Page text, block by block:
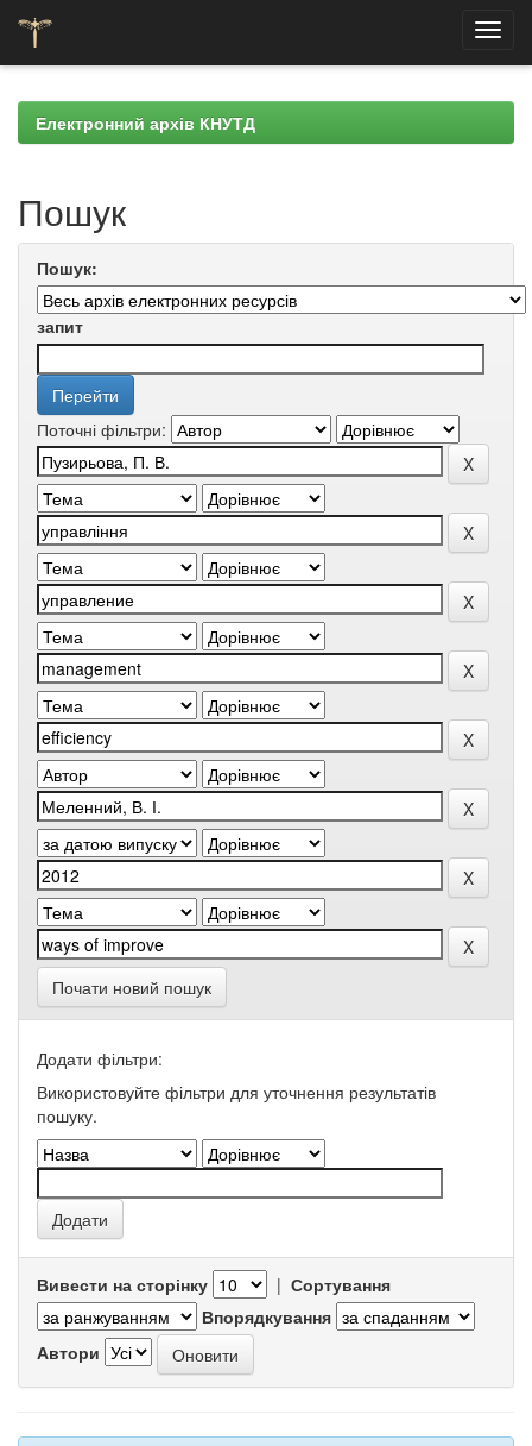
navigationЕлектронний архів КНУТД
Пошук
Пошук:
запит
Поточні фільтри:
Почати новий пошук
Додати фільтри:
Використовуйте фільтри для уточнення результатів
пошуку.
Вивести на сторінку | Сортування
Впорядкування
Автори